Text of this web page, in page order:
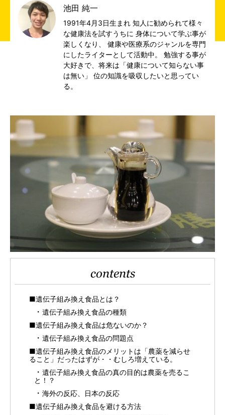
池田 純一
1991年4月3日生まれ 知人に勧められて様々
な健康法を試すうちに 身体について学ぶ事が
楽しくなり、 健康や医療系のジャンルを専門
にしたライターとして活動中。 勉強する事が
大好きで、将来は「健康について知らない事
は無い」 位の知識を吸収したいと思ってい
る。
contents
■遺伝子組み換え食品とは？
遺伝子組み換え食品の種類
■遺伝子組み換え食品は危ないのか？
遺伝子組み換え食品の問題点
■遺伝子組み換え食品のメリットは「農薬を減らせ
ること」だったはずが・・むしろ増えている。
遺伝子組み換え食品の真の目的は農薬を売るこ
と！？
海外の反応、日本の反応
■遺伝子組み換え食品を避ける方法